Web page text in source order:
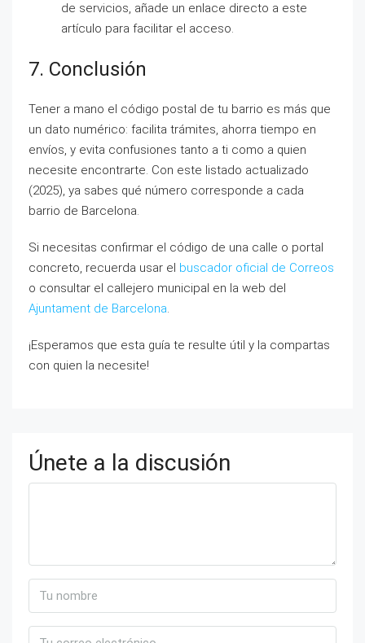
de servicios, añade un enlace directo a este
artículo para facilitar el acceso.
7. Conclusión
Tener a mano el código postal de tu barrio es más que
un dato numérico: facilita trámites, ahorra tiempo en
envíos, y evita confusiones tanto a ti como a quien
necesite encontrarte. Con este listado actualizado
(2025), ya sabes qué número corresponde a cada
barrio de Barcelona.
Si necesitas confirmar el código de una calle o portal
concreto, recuerda usar el buscador oficial de Correos
o consultar el callejero municipal en la web del
Ajuntament de Barcelona.
¡Esperamos que esta guía te resulte útil y la compartas
con quien la necesite!
Únete a la discusión